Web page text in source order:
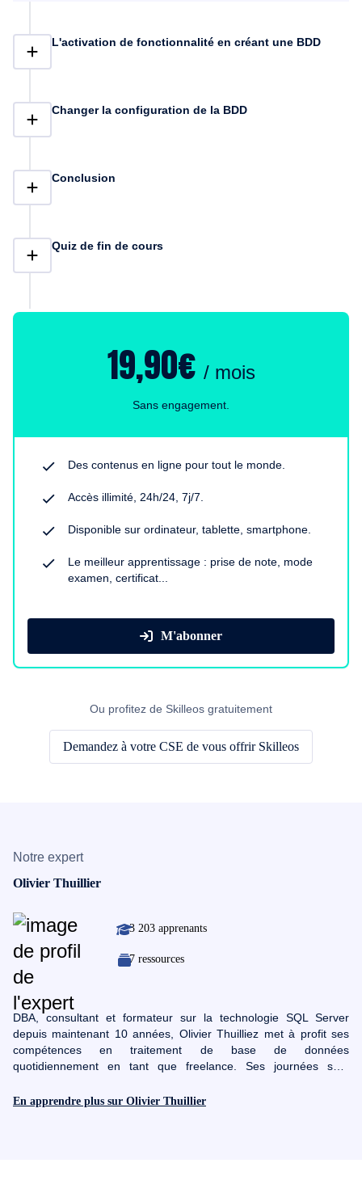
L'activation de fonctionnalité en créant une BDD
Changer la configuration de la BDD
Conclusion
Quiz de fin de cours
19,90€ / mois
Sans engagement.
Des contenus en ligne pour tout le monde.
Accès illimité, 24h/24, 7j/7.
Disponible sur ordinateur, tablette, smartphone.
Le meilleur apprentissage : prise de note, mode
examen, certificat...
M'abonner
Ou profitez de Skilleos gratuitement
Demandez à votre CSE de vous offrir Skilleos
Notre expert
Olivier Thuillier
3 203 apprenants
7 ressources
DBA, consultant et formateur sur la technologie SQL Server
depuis maintenant 10 années, Olivier Thuilliez met à profit ses
compétences en traitement de base de données
quotidiennement en tant que freelance. Ses journées sont
problèmes qu'il fait face, mais aussi par les formations qu'il
En apprendre plus sur Olivier Thuillier